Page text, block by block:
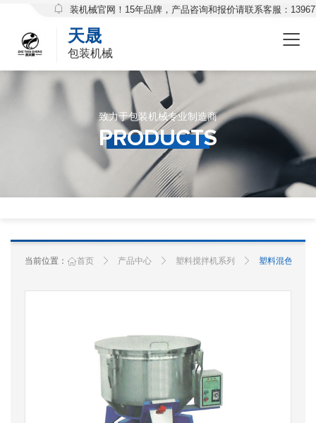
欢迎访问天晟包装机械官网！15年品牌，产品咨询和报价请联系客服：
天晟
包装机械
致力于包装机械专业制造商
PRODUCTS
Products
当前位置： 首页 产品中心 塑料搅拌机系列 塑料混色机